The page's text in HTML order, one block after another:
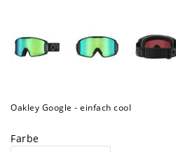
Oakley Google - einfach cool
Farbe